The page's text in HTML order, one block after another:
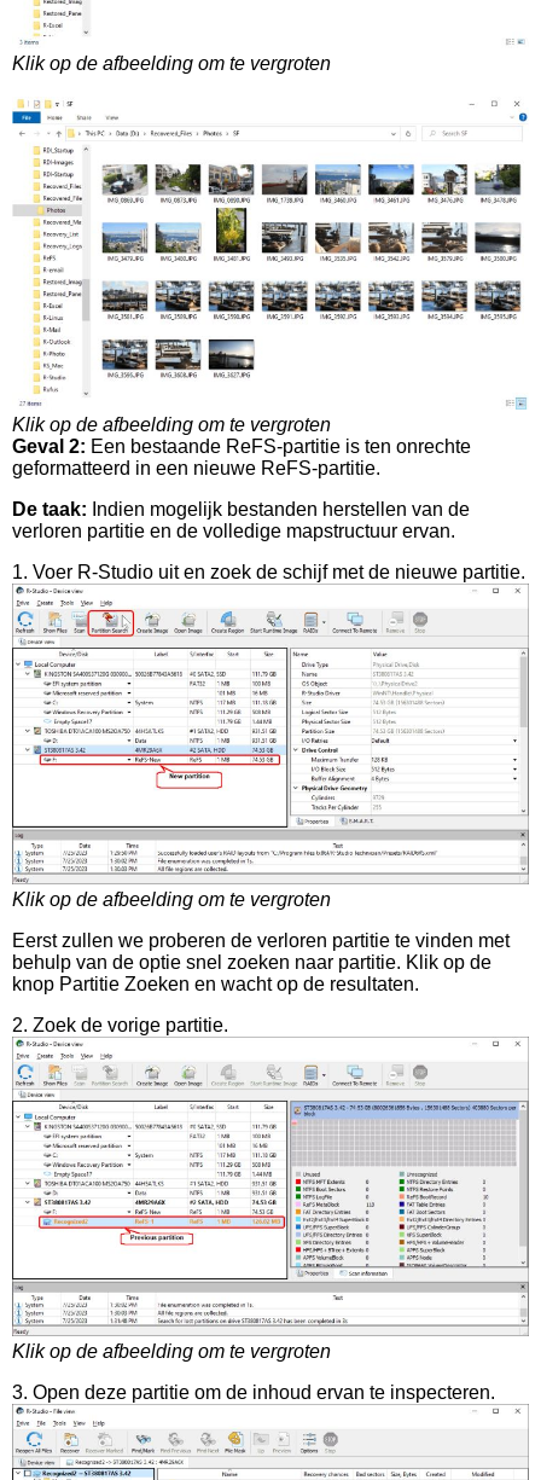
Klik op de afbeelding om te vergroten
Klik op de afbeelding om te vergroten
Geval 2: Een bestaande ReFS-partitie is ten onrechte
geformatteerd in een nieuwe ReFS-partitie.
De taak: Indien mogelijk bestanden herstellen van de
verloren partitie en de volledige mapstructuur ervan.
1. Voer R-Studio uit en zoek de schijf met de nieuwe partitie.
Klik op de afbeelding om te vergroten
Eerst zullen we proberen de verloren partitie te vinden met
behulp van de optie snel zoeken naar partitie. Klik op de
knop Partitie Zoeken en wacht op de resultaten.
2. Zoek de vorige partitie.
Klik op de afbeelding om te vergroten
3. Open deze partitie om de inhoud ervan te inspecteren.